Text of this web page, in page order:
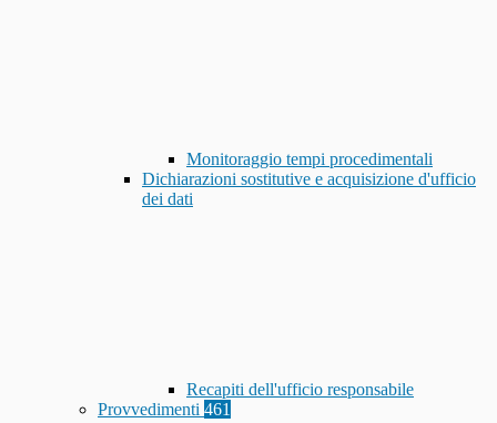
Monitoraggio tempi procedimentali
Dichiarazioni sostitutive e acquisizione d'ufficio
dei dati
Recapiti dell'ufficio responsabile
Provvedimenti 461